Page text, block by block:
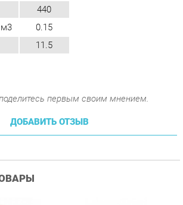
первым своим мнением.
ДОБАВИТЬ ОТЗЫВ